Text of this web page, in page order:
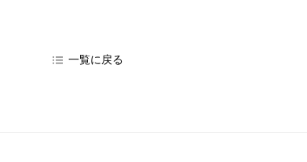
一覧に戻る